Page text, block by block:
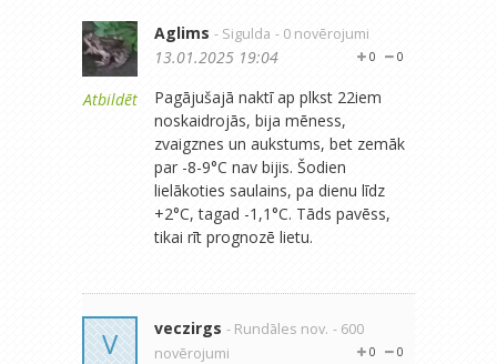
Atbildēt
Aglims - Sigulda - 0 novērojumi
0
0
13.01.2025 19:04
Pagājušajā naktī ap plkst 22iem
noskaidrojās, bija mēness,
zvaigznes un aukstums, bet zemāk
par -8-9°C nav bijis. Šodien
lielākoties saulains, pa dienu līdz
+2°C, tagad -1,1°C. Tāds pavēss,
tikai rīt prognozē lietu.
V veczirgs - Rundāles nov. - 600
novērojumi
0
0